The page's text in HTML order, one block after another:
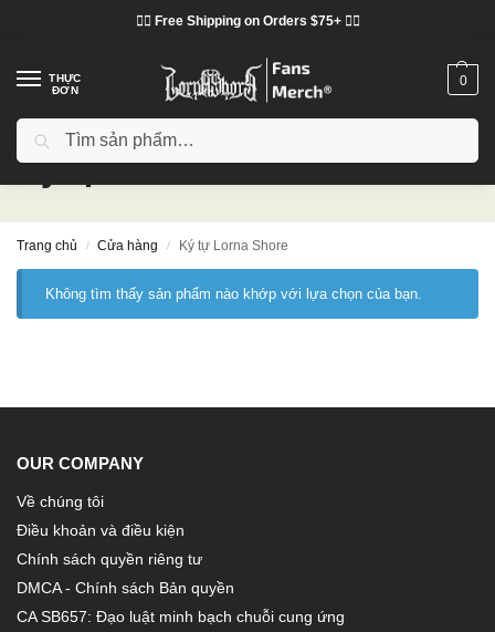
❤️‍🔥 Free Shipping on Orders $75+ ❤️‍🔥
THỰC
ĐƠN
0
Ký tự Lorna Shore
Trang chủ / Cửa hàng / Ký tự Lorna Shore
Không tìm thấy sản phẩm nào khớp với lựa chọn của bạn.
OUR COMPANY
Về chúng tôi
Điều khoản và điều kiện
Chính sách quyền riêng tư
DMCA - Chính sách Bản quyền
CA SB657: Đạo luật minh bạch chuỗi cung ứng